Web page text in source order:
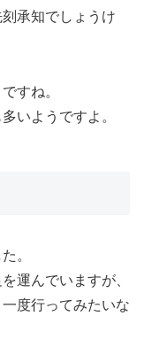
承知でしょうけ
すね。
いようですよ。
。
運んでいますが、
度行ってみたいな